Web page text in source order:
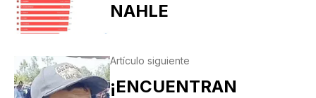
NAHLE
Artículo siguiente
¡ENCUENTRAN